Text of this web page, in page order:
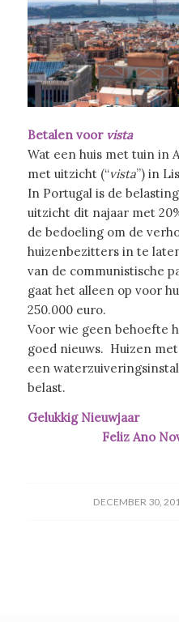
Betalen voor vista
Wat een huis met tuin in
met uitzicht (“vista”) in
In Portugal is de
uitzicht dit najaar met
de bedoeling om de
huizenbezitters in te
van de communistische
gaat het alleen op voor
250.000 euro.
Voor wie geen behoefte
goed nieuws. Huizen
een
belast.
Gelukkig
Feliz Ano
DECEMBER 30,
/